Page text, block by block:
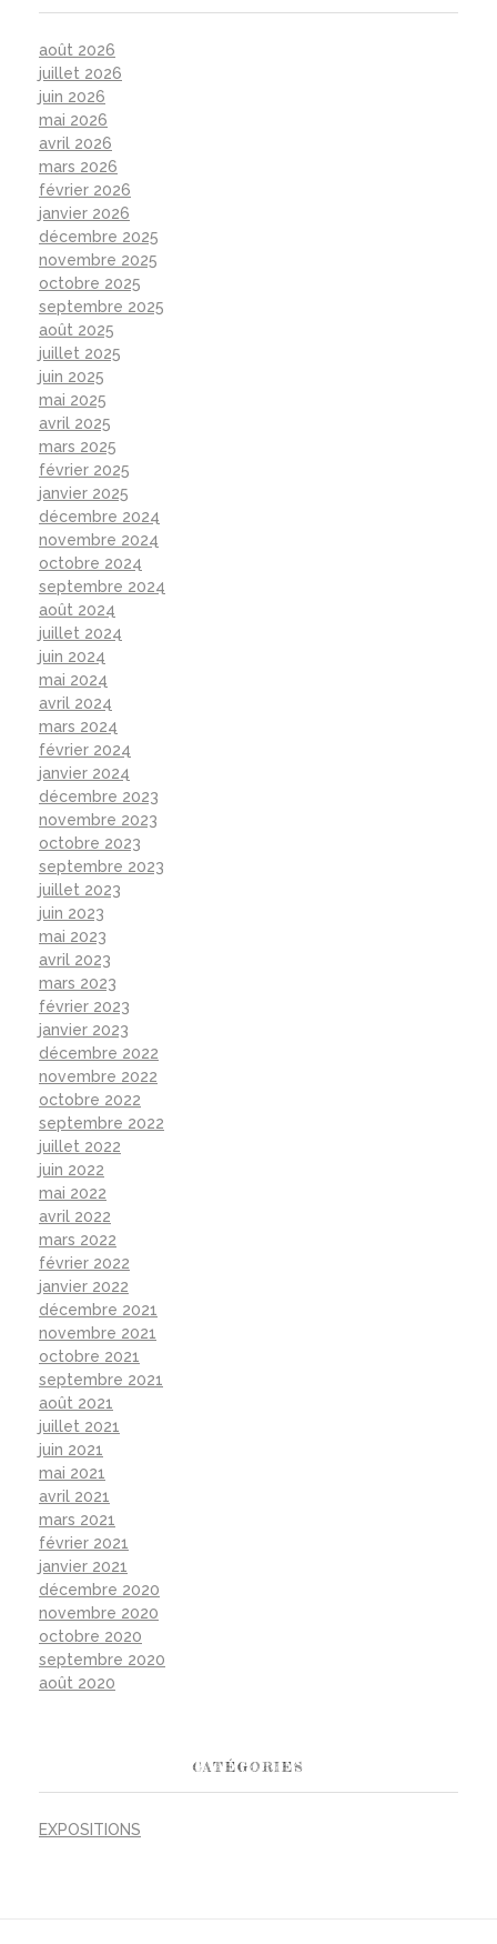
août 2026
juillet 2026
juin 2026
mai 2026
avril 2026
mars 2026
février 2026
janvier 2026
décembre 2025
novembre 2025
octobre 2025
septembre 2025
août 2025
juillet 2025
juin 2025
mai 2025
avril 2025
mars 2025
février 2025
janvier 2025
décembre 2024
novembre 2024
octobre 2024
septembre 2024
août 2024
juillet 2024
juin 2024
mai 2024
avril 2024
mars 2024
février 2024
janvier 2024
décembre 2023
novembre 2023
octobre 2023
septembre 2023
juillet 2023
juin 2023
mai 2023
avril 2023
mars 2023
février 2023
janvier 2023
décembre 2022
novembre 2022
octobre 2022
septembre 2022
juillet 2022
juin 2022
mai 2022
avril 2022
mars 2022
février 2022
janvier 2022
décembre 2021
novembre 2021
octobre 2021
septembre 2021
août 2021
juillet 2021
juin 2021
mai 2021
avril 2021
mars 2021
février 2021
janvier 2021
décembre 2020
novembre 2020
octobre 2020
septembre 2020
août 2020
CATÉGORIES
EXPOSITIONS